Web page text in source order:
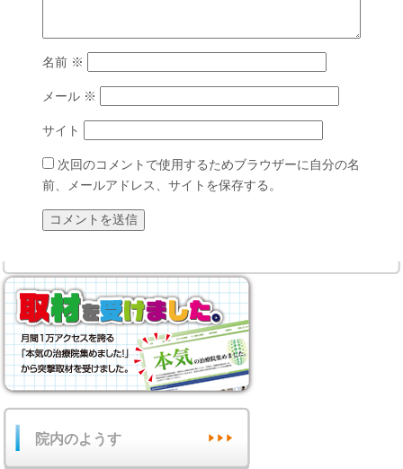
名前 ※
メール ※
サイト
次回のコメントで使用するためブラウザーに自分の名
前、メールアドレス、サイトを保存する。
院内のようす